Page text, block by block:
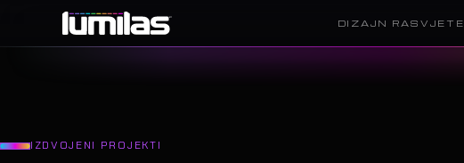
DIZAJN RASVJETE
IZDVOJENI PROJEKTI